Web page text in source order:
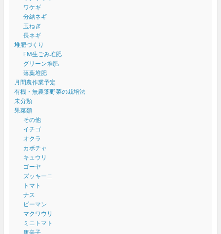
ワケギ
分結ネギ
玉ねぎ
長ネギ
堆肥づくり
EM生ごみ堆肥
グリーン堆肥
落葉堆肥
月間農作業予定
有機・無農薬野菜の栽培法
未分類
果菜類
その他
イチゴ
オクラ
カボチャ
キュウリ
ゴーヤ
ズッキーニ
トマト
ナス
ピーマン
マクワウリ
ミニトマト
唐辛子